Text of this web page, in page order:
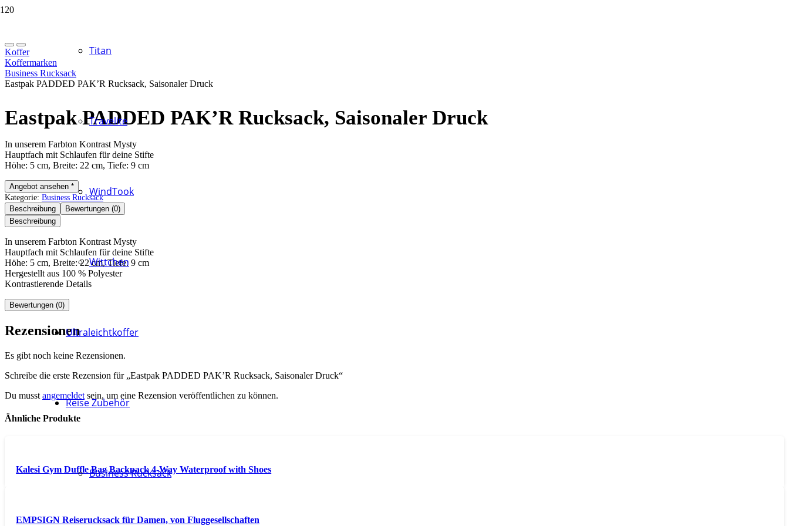
Titan
Travelite
WindTook
Wittchen
Ultraleichtkoffer
Reise Zubehör
Business Rucksack
Koffer
Koffermarken
Business Rucksack
Eastpak PADDED PAK’R Rucksack, Saisonaler Druck
Eastpak PADDED PAK’R Rucksack, Saisonaler Druck
In unserem Farbton Kontrast Mysty
Hauptfach mit Schlaufen für deine Stifte
Höhe: 5 cm, Breite: 22 cm, Tiefe: 9 cm
Angebot ansehen *
Kategorie: Business Rucksack
Beschreibung
Bewertungen (0)
Beschreibung
In unserem Farbton Kontrast Mysty
Hauptfach mit Schlaufen für deine Stifte
Höhe: 5 cm, Breite: 22 cm, Tiefe: 9 cm
Hergestellt aus 100 % Polyester
Kontrastierende Details
Bewertungen (0)
Rezensionen
Es gibt noch keine Rezensionen.
Schreibe die erste Rezension für „Eastpak PADDED PAK’R Rucksack, Saisonaler Druck“
Du musst angemeldet sein, um eine Rezension veröffentlichen zu können.
Ähnliche Produkte
Kalesi Gym Duffle Bag Backpack 4-Way Waterproof with Shoes
EMPSIGN Reiserucksack für Damen, von Fluggesellschaften